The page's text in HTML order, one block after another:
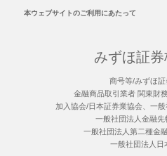
本ウェブサイトのご利用にあたって
みずほ証
商号等/みずほ
金融商品取引業者 関東財
加入協会/日本証券業協会、一般
一般社団法人金融先
一般社団法人第二種金
一般社団法人日